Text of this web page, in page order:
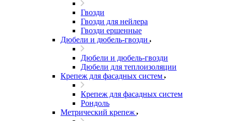
Гвозди
Гвозди для нейлера
Гвозди ершенные
Дюбели и дюбель-гвозди
Дюбели и дюбель-гвозди
Дюбели для теплоизоляции
Крепеж для фасадных систем
Крепеж для фасадных систем
Рондоль
Метрический крепеж